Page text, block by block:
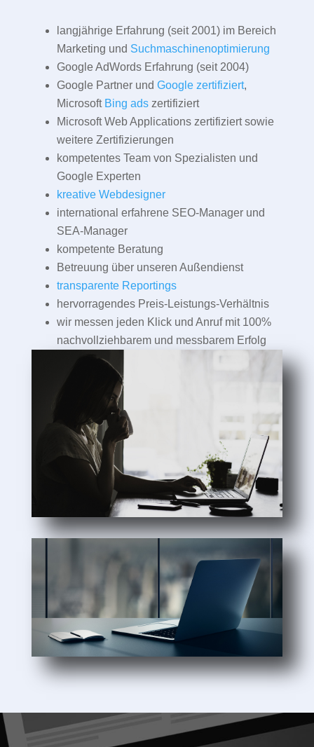
langjährige Erfahrung (seit 2001) im Bereich
Marketing und Suchmaschinenoptimierung
Google AdWords Erfahrung (seit 2004)
Google Partner und Google zertifiziert,
Microsoft Bing adszertifiziert
Microsoft Web Applications zertifiziert sowie
weitere Zertifizierungen
kompetentes Team von Spezialisten und
Google Experten
kreative Webdesigner
international erfahrene SEO-Manager und
SEA-Manager
kompetente Beratung
Betreuung über unseren Außendienst
transparente Reportings
hervorragendes Preis-Leistungs-Verhältnis
wir messen jeden Klick und Anruf mit 100%
nachvollziehbarem und messbarem Erfolg